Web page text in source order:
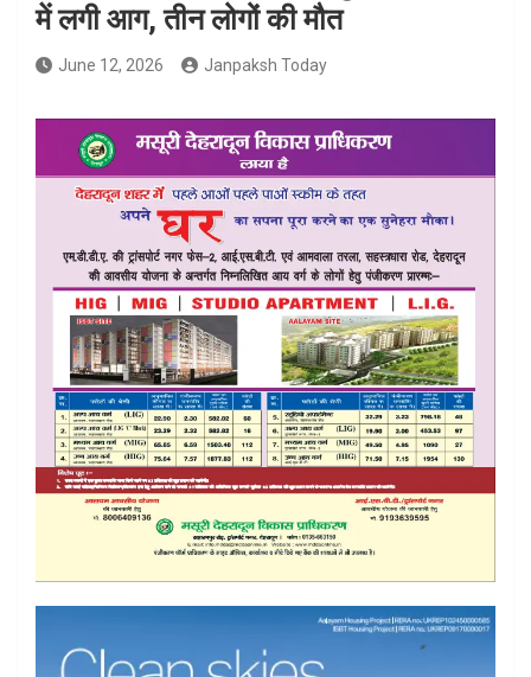
में लगी आग, तीन लोगों की मौत
June 12, 2026 Janpaksh Today